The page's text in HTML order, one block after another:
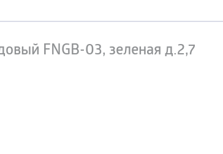
FNGB-03, зеленая д.2,7